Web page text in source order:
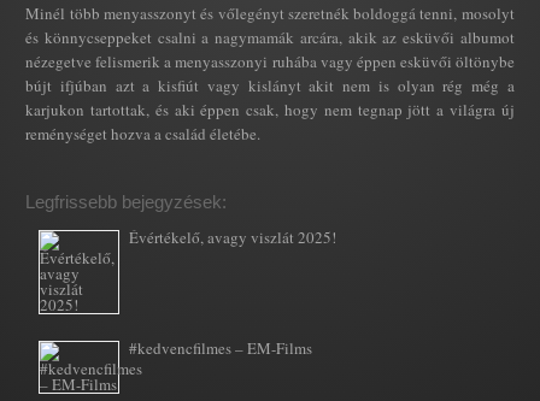
Minél több menyasszonyt és vőlegényt szeretnék boldoggá tenni, mosolyt
és könnycseppeket csalni a nagymamák arcára, akik az esküvői albumot
nézegetve felismerik a menyasszonyi ruhába vagy éppen esküvői öltönybe
bújt ifjúban azt a kisfiút vagy kislányt akit nem is olyan rég még a
karjukon tartottak, és aki éppen csak, hogy nem tegnap jött a világra új
reménységet hozva a család életébe.
Legfrissebb bejegyzések:
Évértékelő, avagy viszlát 2025!
#kedvencfilmes – EM-Films